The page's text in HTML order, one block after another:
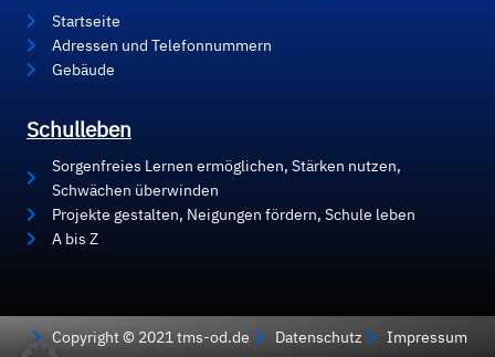
Startseite
Adressen und Telefonnummern
Gebäude
Schulleben
Sorgenfreies Lernen ermöglichen, Stärken nutzen,
Schwächen überwinden
Projekte gestalten, Neigungen fördern, Schule leben
A bis Z
Copyright © 2021 tms-od.de Datenschutz Impressum